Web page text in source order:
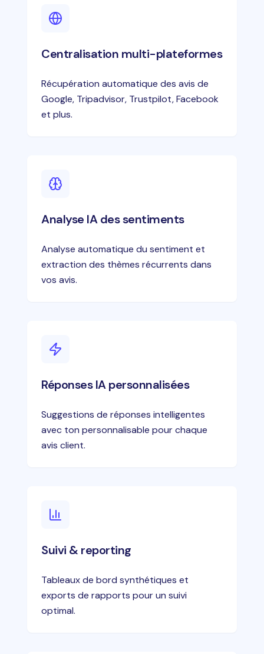
Centralisation multi-plateformes
Récupération automatique des avis de
Google, Tripadvisor, Trustpilot, Facebook
et plus.
Analyse IA des sentiments
Analyse automatique du sentiment et
extraction des thèmes récurrents dans
vos avis.
Réponses IA personnalisées
Suggestions de réponses intelligentes
avec ton personnalisable pour chaque
avis client.
Suivi & reporting
Tableaux de bord synthétiques et
exports de rapports pour un suivi
optimal.